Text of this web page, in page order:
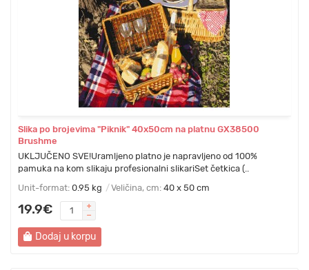
Slika po brojevima "Piknik" 40x50cm na platnu GX38500
Brushme
UKLJUČENO SVE!Uramljeno platno je napravljeno od 100%
pamuka na kom slikaju profesionalni slikariSet četkica (..
Unit-format: 0.95 kg Veličina, cm: 40 x 50 cm
19.9€
Dodaj u korpu